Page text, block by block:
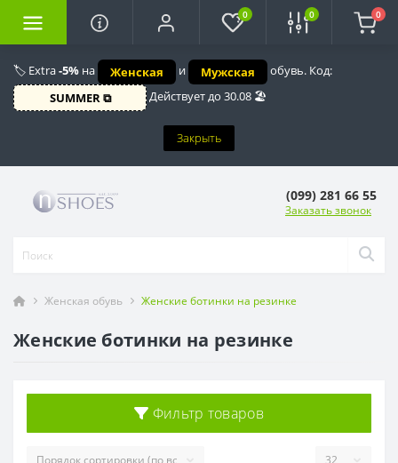
🏷️ Extra-5% на Женская и Мужская
обувь. Код:
SUMMER ⧉
Действует до 30.08 🏖️
Закрыть
0 0 0
(099) 281 66 55
Заказать звонок
Женская обувь Женские ботинки на резинке
Женские ботинки на резинке
Фильтр товаров